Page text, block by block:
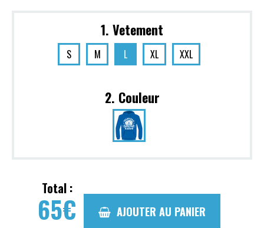
1. Vetement
S M L XL XXL
2. Couleur
Total :
65€ AJOUTER AU PANIER